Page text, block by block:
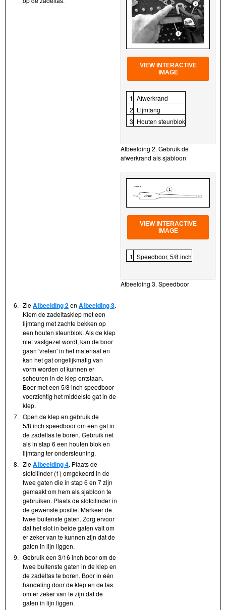
VIEW INTERACTIVE
IMAGE
1 Afwerkrand
2 Lijmtang
3 Houten steunblok
Afbeelding 2. Gebruik de
afwerkrand als sjabloon
VIEW INTERACTIVE
IMAGE
1 Speedboor, 5/8 inch
Afbeelding 3. Speedboor
6. ZieAfbeelding 2en Afbeelding 3.
Klem de zadeltasklep met een
lijmtang met zachte bekken op
een houten steunblok. Als de klep
niet vastgezet wordt, kan de boor
gaan 'vreten' in het materiaal en
kan het gat ongelijkmatig van
vorm worden of kunnen er
scheuren in de klep ontstaan.
Boor met een 5/8 inch speedboor
voorzichtig het middelste gat in de
klep.
7. Open de klep en gebruik de
5/8 inch speedboor om een gat in
de zadeltas te boren. Gebruik net
als in stap 6 een houten blok en
lijmtang ter ondersteuning.
8. ZieAfbeelding 4. Plaats de
slotcilinder (1) omgekeerd in de
twee gaten die in stap 6 en 7 zijn
gemaakt om hem als sjabloon te
gebruiken. Plaats de slotcilinder in
de gewenste positie. Markeer de
twee buitenste gaten. Zorg ervoor
dat het slot in beide gaten valt om
er zeker van te kunnen zijn dat de
gaten in lijn liggen.
9. Gebruik een 3/16 inch boor om de
twee buitenste gaten in de klep en
de zadeltas te boren. Boor in één
handeling door de klep en de tas
om er zeker van te zijn dat de
gaten in lijn liggen.